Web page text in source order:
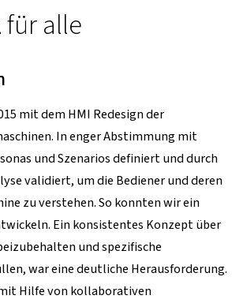
für alle
mit dem HMI Redesign der
In enger Abstimmung mit
und Szenarios definiert und durch
validiert, um die Bediener und deren
zu verstehen. So konnten wir ein
Ein konsistentes Konzept über
und spezifische
war eine deutliche Herausforderung.
Hilfe von kollaborativen